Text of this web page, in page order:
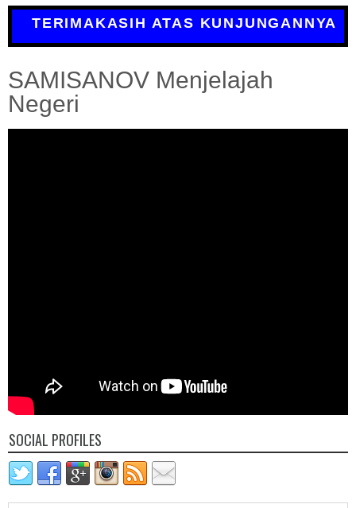
TERIMAKASIH ATAS KUNJUNGANNYA
SAMISANOV Menjelajah
Negeri
SOCIAL PROFILES